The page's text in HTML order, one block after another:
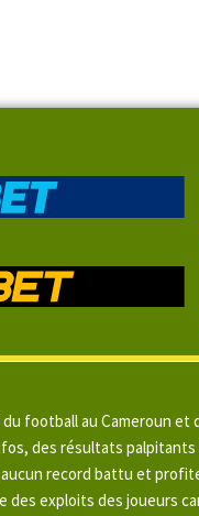
football au Cameroun et
des résultats
record battu et
des exploits des joueurs